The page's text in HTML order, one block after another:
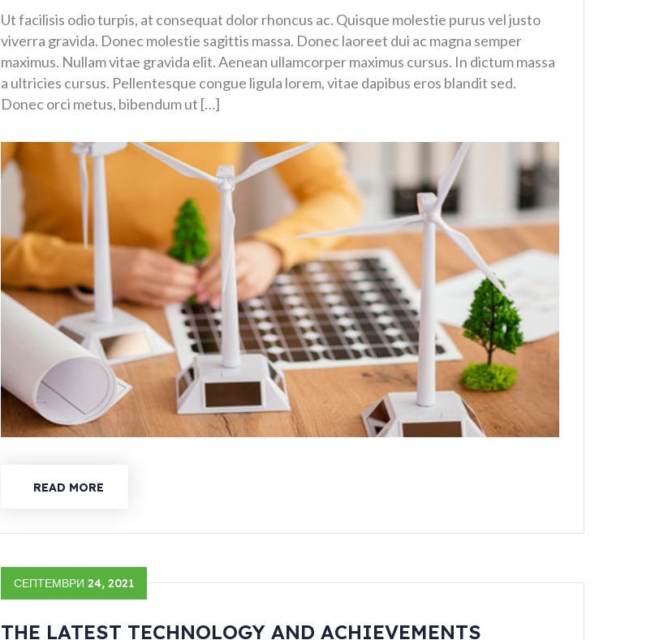
Ut facilisis odio turpis, at consequat dolor rhoncus ac. Quisque molestie purus vel justo
viverra gravida. Donec molestie sagittis massa. Donec laoreet dui ac magna semper
maximus. Nullam vitae gravida elit. Aenean ullamcorper maximus cursus. In dictum massa
a ultricies cursus. Pellentesque congue ligula lorem, vitae dapibus eros blandit sed.
Donec orci metus, bibendum ut […]
READ MORE
СЕПТЕМВРИ 24, 2021
THE LATEST TECHNOLOGY AND ACHIEVEMENTS